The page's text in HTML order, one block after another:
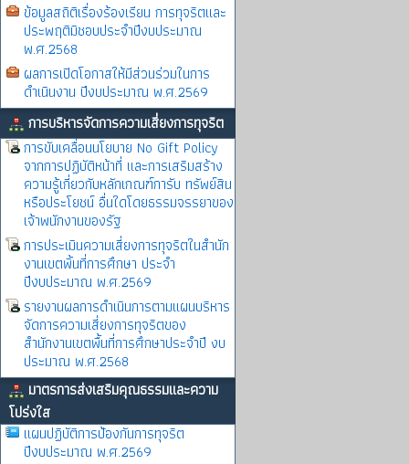
ข้อมูลสถิติเรื่องร้องเรียน การทุจริตและ
ประพฤติมิชอบประจำปีงบประมาณ
พ.ศ.2568
ผลการเปิดโอกาสให้มีส่วนร่วมในการ
ดำเนินงาน ปีงบประมาณ พ.ศ.2569
การบริหารจัดการความเสี่ยงการทุจริต
การขับเคลื่อนนโยบาย No Gift Policy
จากการปฏิบัติหน้าที่ และการเสริมสร้าง
ความรู้เกี่ยวกับหลักเกณฑ์การับ ทรัพย์สิน
หรือประโยชน์ อื่นใดโดยธรรมจรรยาของ
เจ้าพนักงานของรัฐ
การประเมินความเสี่ยงการทุจริตในสำนัก
งานเขตพิ้นที่การศึกษา ประจำ
ปีงบประมาณ พ.ศ.2569
รายงานผลการดำเนินการตามแผนบริหาร
จัดการความเสี่ยงการทุจริตของ
สำนักงานเขตพื้นที่การศึกษาประจำปี งบ
ประมาณ พ.ศ.2568
มาตรการส่งเสริมคุณธรรมและความ
โปร่งใส
แผนปฏิบัติการป้องกันการทุจริต
ปีงบประมาณ พ.ศ.2569